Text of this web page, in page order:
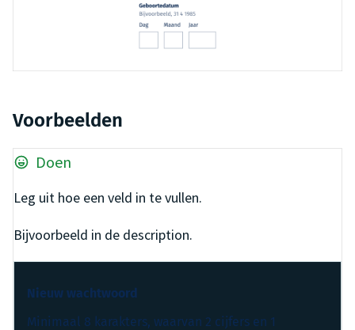
Voorbeelden
Doen
Leg uit hoe een veld in te vullen.
Bijvoorbeeld in de description.
Nieuw wachtwoord
Minimaal 8 karakters, waarvan 2 cijfers en 1